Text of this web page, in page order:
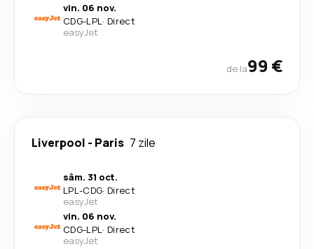
vin. 06 nov.
CDG-LPL· Direct
easyJet
de la99 €
Liverpool - Paris 7 zile
sâm. 31 oct.
LPL-CDG· Direct
easyJet
vin. 06 nov.
CDG-LPL· Direct
easyJet